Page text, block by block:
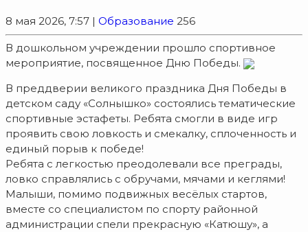
8 мая 2026, 7:57 | Образование 256
В дошкольном учреждении прошло спортивное
мероприятие, посвященное Дню Победы.
В преддверии великого праздника Дня Победы в
детском саду «Солнышко» состоялись тематические
спортивные эстафеты. Ребята смогли в виде игр
проявить свою ловкость и смекалку, сплоченность и
единый порыв к победе!
Ребята с легкостью преодолевали все преграды,
ловко справлялись с обручами, мячами и кеглями!
Малыши, помимо подвижных весёлых стартов,
вместе со специалистом по спорту районной
администрации спели прекрасную «Катюшу», а